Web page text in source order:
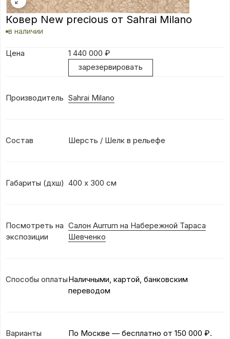
Ковер New precious от Sahrai Milano
в наличии
Цена 1 440 000 ₽
зарезервировать
Производитель Sahrai Milano
Состав Шерсть / Шелк в рельефе
Габариты (дхш) 400 х 300 см
Посмотреть на
экспозиции
Салон Aurrum на Набережной Тараса
Шевченко
Способы оплатыНаличными, картой, банковским
переводом
Варианты
По Москве — бесплатно от 150 000 ₽.